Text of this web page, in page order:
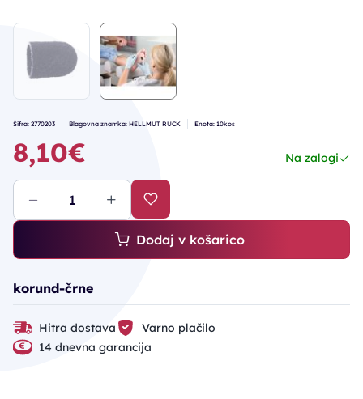
Šifra: 2770203 Blagovna znamka: HELLMUT RUCK Enota: 10kos
8,10€ Na zalogi
Dodaj v košarico
korund-črne
Hitra dostava
Varno plačilo
14 dnevna garancija